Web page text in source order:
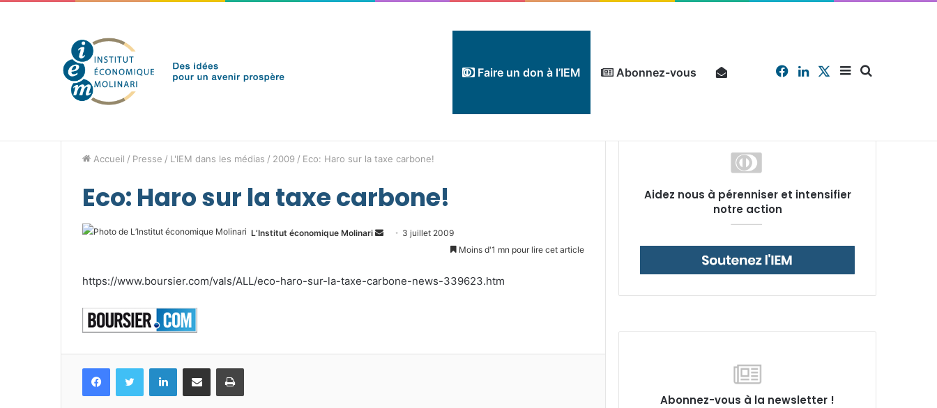
Faire un don à l’IEM Abonnez-vous Sidebar
X
Linkedin
Facebook
Accueil / Presse / L'IEM dans les médias / 2009 / Eco: Haro sur la taxe carbone!
Eco: Haro sur la taxe carbone!
L’Institut économique Molinari
Envoyer3 juillet 2009
Moins d'1 mn pour lire cet article
https://www.boursier.com/vals/ALL/eco-haro-sur-la-taxe-carbone-news-339623.htm
FacebookTwitter LinkedinPartagez par mail Imprimez
Aidez nous à pérenniser et intensifier
notre action
Abonnez-vous à la newsletter !